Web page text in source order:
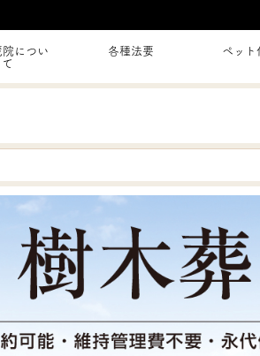
院につい
て
各種法要 ペット